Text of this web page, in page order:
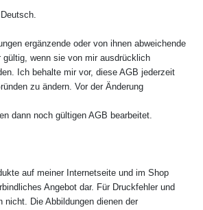
ergänzende oder von ihnen abweichende
gültig, wenn sie von mir ausdrücklich
Ich behalte mir vor, diese AGB jederzeit
zu ändern. Vor der Änderung
dann noch gültigen AGB bearbeitet.
auf meiner Internetseite und im Shop
Angebot dar. Für Druckfehler und
nicht. Die Abbildungen dienen der